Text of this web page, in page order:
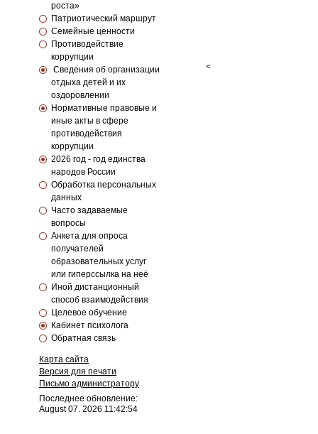
роста»
Патриотический маршрут
Семейные ценности
Противодействие
коррупции
Сведения об организации
отдыха детей и их
оздоровлении
Нормативные правовые и
иные акты в сфере
противодействия
коррупции
2026 год - год единства
народов России
Обработка персональных
данных
Часто задаваемые
вопросы
Анкета для опроса
получателей
образовательных услуг
или гиперссылка на неё
Иной дистанционный
способ взаимодействия
Целевое обучение
Кабинет психолога
Обратная связь
Карта сайта
Версия для печати
Письмо администратору
Последнее обновление:
August 07. 2026 11:42:54
<